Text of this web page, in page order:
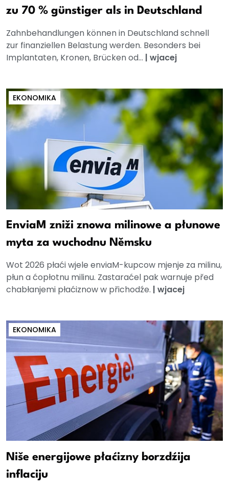
zu 70 % günstiger als in Deutschland
Zahnbehandlungen können in Deutschland schnell
zur finanziellen Belastung werden. Besonders bei
Implantaten, Kronen, Brücken od... | wjacej
EKONOMIKA
EnviaM zniži znowa milinowe a płunowe
myta za wuchodnu Němsku
Wot 2026 płaći wjele enviaM-kupcow mjenje za milinu,
płun a ćopłotnu milinu. Zastaraćel pak warnuje před
chabłanjemi płaćiznow w přichodźe. | wjacej
EKONOMIKA
Niše energijowe płaćizny borzdźija
inflaciju